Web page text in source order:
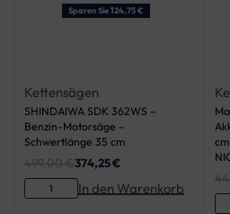
Sparen Sie 124,75 €
Kettensägen
SHINDAIWA SDK 362WS –
Benzin-Motorsäge –
Schwertlänge 35 cm
499,00€374,25€
In den Warenkorb